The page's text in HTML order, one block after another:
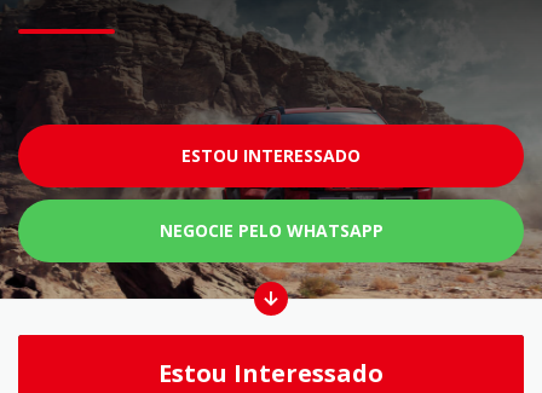
ESTOU INTERESSADO
NEGOCIE PELO WHATSAPP
Estou Interessado